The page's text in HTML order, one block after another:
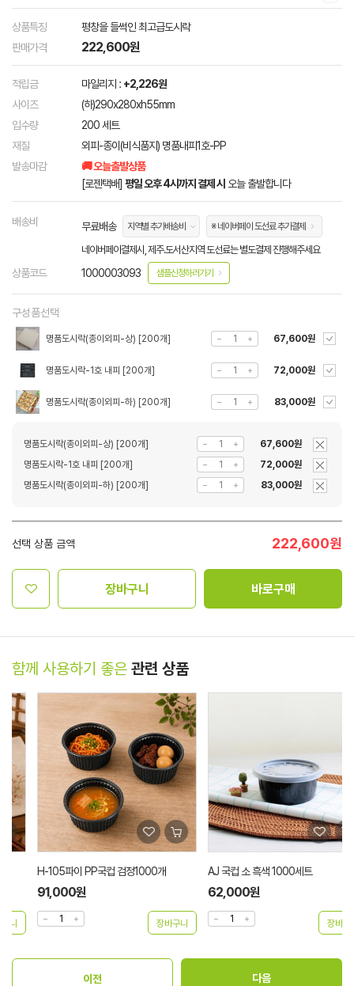
상품특징
평창을 들썩인 최고급도시락
판매가격
222,600원
적립금 마일리지 : +2,226원
사이즈
(하)290x280xh55mm
입수량
200 세트
재질
외피-종이(비식품지) 명품내피1호-PP
발송마감
🚚 오늘출발상품
[로젠택배] 평일 오후 4시까지 결제 시 오늘 출발합니다
배송비 무료배송 지역별 추가배송비 ※ 네이버페이 도선료 추가결제
네이버페이결제시, 제주.도서산지역 도선료는 별도결제 진행해주세요
상품코드 1000003093 샘플신청하러가기
구성품선택
명품도시락(종이외피-상) [200개] 67,600원
명품도시락-1호 내피 [200개] 72,000원
명품도시락(종이외피-하) [200개] 83,000원
명품도시락(종이외피-상) [200개]
67,600원
명품도시락-1호 내피 [200개]
72,000원
명품도시락(종이외피-하) [200개]
83,000원
선택 상품 금액 222,600원
장바구니 바로구매
함께 사용하기 좋은 관련 상품
H-105파이 PP국컵 검정1000개
91,000원
AJ 국컵 소 흑색 1000세트
62,000원